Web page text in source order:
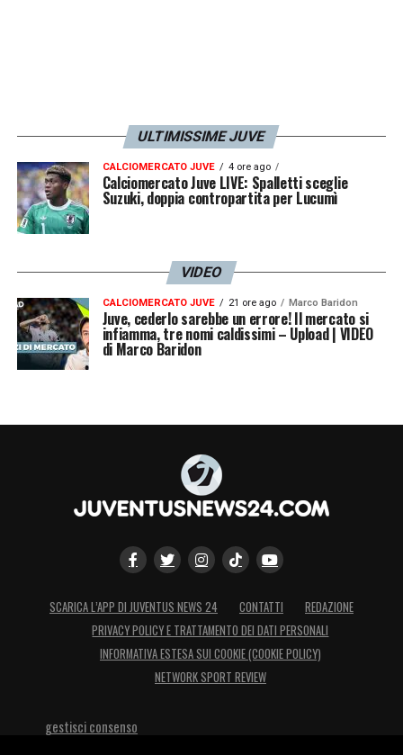
ULTIMISSIME JUVE
CALCIOMERCATO JUVE 4 ore ago
Calciomercato Juve LIVE: Spalletti sceglie
Suzuki, doppia contropartita per Lucumì
VIDEO
CALCIOMERCATO JUVE 21 ore ago Marco Baridon
Juve, cederlo sarebbe un errore! Il mercato si
infiamma, tre nomi caldissimi – Upload | VIDEO
di Marco Baridon
SCARICA L’APP DI JUVENTUS NEWS 24 CONTATTI
REDAZIONE
PRIVACY POLICY E TRATTAMENTO DEI DATI PERSONALI
INFORMATIVA ESTESA SUI COOKIE (COOKIE POLICY)
NETWORK SPORT REVIEW
gestisci consenso